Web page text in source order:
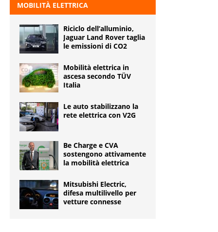
MOBILITÀ ELETTRICA
Riciclo dell’alluminio,
Jaguar Land Rover taglia
le emissioni di CO2
Mobilità elettrica in
ascesa secondo TÜV
Italia
Le auto stabilizzano la
rete elettrica con V2G
Be Charge e CVA
sostengono attivamente
la mobilità elettrica
Mitsubishi Electric,
difesa multilivello per
vetture connesse